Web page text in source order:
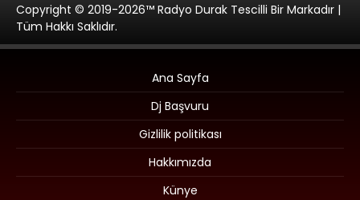
Copyright © 2019-2026™ Radyo Durak Tescilli Bir Markadır |
Tüm Hakkı Saklıdır.
Ana Sayfa
Dj Başvuru
Gizlilik politikası
Hakkımızda
Künye